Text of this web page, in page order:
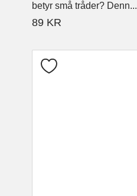
betyr små tråder? Denn...
89 KR